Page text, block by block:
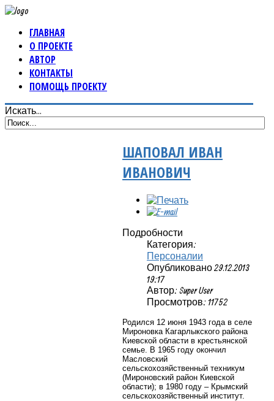
ГЛАВНАЯ
О ПРОЕКТЕ
АВТОР
КОНТАКТЫ
ПОМОЩЬ ПРОЕКТУ
Искать...
ШАПОВАЛ ИВАН
ИВАНОВИЧ
Подробности
Категория:
Персоналии
Опубликовано 29.12.2013
19:17
Автор: Super User
Просмотров: 11752
Родился 12 июня 1943 года в селе
Мироновка Кагарлыкского района
Киевской области в крестьянской
семье. В 1965 году окончил
Масловский
сельскохозяйственный техникум
(Мироновский район Киевской
области); в 1980 году – Крымский
сельскохозяйственный институт.